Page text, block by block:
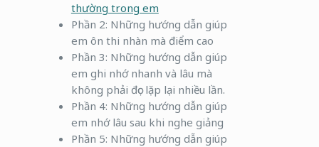
thường trong em
Phần 2: Những hướng dẫn giúp
em ôn thi nhàn mà điểm cao
Phần 3: Những hướng dẫn giúp
em ghi nhớ nhanh và lâu mà
không phải đọc lặp lại nhiều lần.
Phần 4: Những hướng dẫn giúp
em nhớ lâu sau khi nghe giảng
Phần 5: Những hướng dẫn giúp